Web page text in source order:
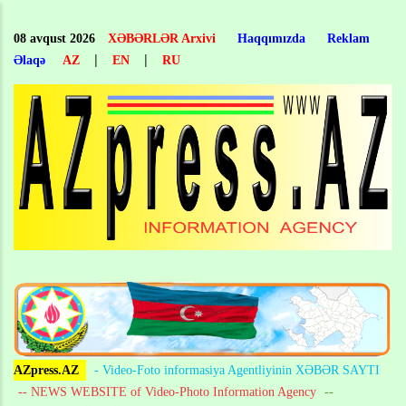
main
content
08 avqust 2026 XƏBƏRLƏR Arxivi Haqqımızda
Reklam
Əlaqə
AZ | EN | RU
AZpress.AZ
- Video-Foto informasiya Agentliyinin XƏBƏR SAYTI
-- NEWS WEBSITE of Video-Photo Information Agency --